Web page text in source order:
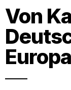
Von
Europa